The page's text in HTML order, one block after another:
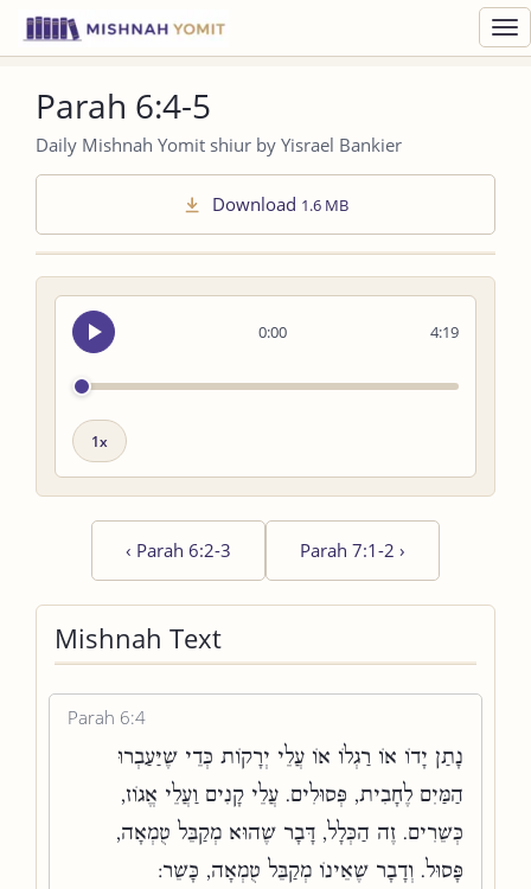
Parah 6:4-5
Daily Mishnah Yomit shiur by Yisrael Bankier
Download 1.6 MB
0:00
Seek
audio
4:19
Playback
‹ Parah 6:2-3 Parah 7:1-2 ›
Mishnah Text
Parah 6:4
נָתַן יָדוֹ אוֹ רַגְלוֹ אוֹ עֲלֵי יְרָקוֹת כְּדֵי שֶׁיַּעַבְרוּ
הַמַּיִם לֶחָבִית, פְּסוּלִים. עֲלֵי קָנִים וַעֲלֵי אֱגוֹז,
כְּשֵׁרִים. זֶה הַכְּלָל, דָּבָר שֶׁהוּא מְקַבֵּל טֻמְאָה,
פָּסוּל. וְדָבָר שֶׁאֵינוֹ מְקַבֵּל טֻמְאָה, כָּשֵׁר: